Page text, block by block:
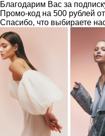
Благодарим Вас за
Промо-код на 500 рублей
Спасибо, что выбираете